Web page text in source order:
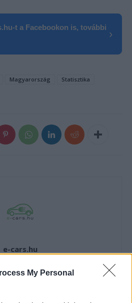
My Personal
t a Facebookon is, további
›
Magyarország
Statisztika
e-cars.hu
hírek az e-autók világából, vagy
fejlesztések az elektromosság és a